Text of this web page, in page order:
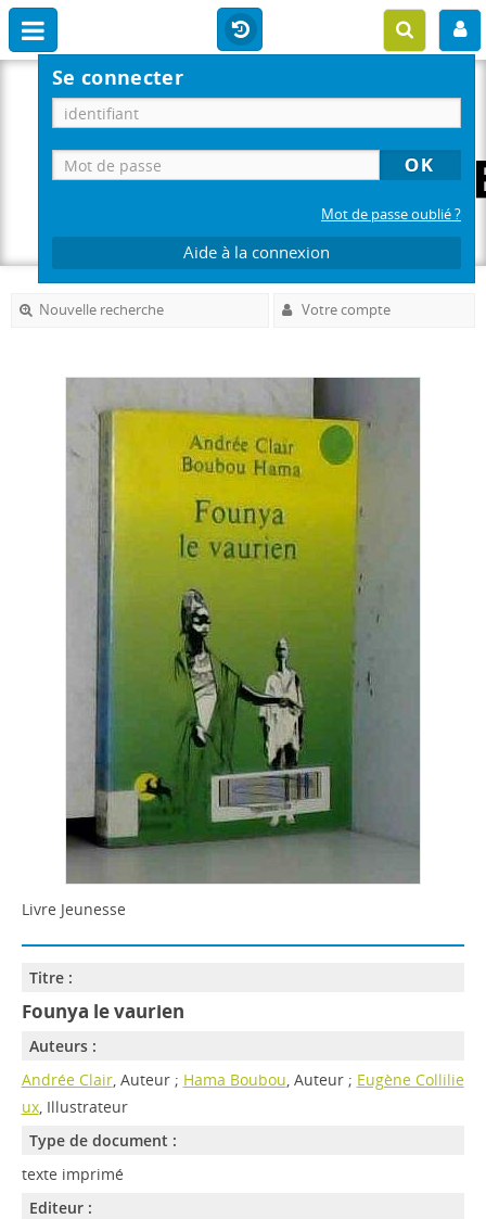
Se connecter
Mot de passe oublié ?
Aide à la connexion
Nouvelle recherche Votre compte
Livre Jeunesse
Titre :
Founya le vaurien
Auteurs :
Andrée Clair, Auteur ; Hama Boubou, Auteur ; Eugène Collilie
ux, Illustrateur
Type de document :
texte imprimé
Editeur :